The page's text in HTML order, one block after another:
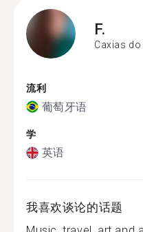
F.
Caxias do
流利
葡萄牙语
学
英语
我喜欢谈论的话题